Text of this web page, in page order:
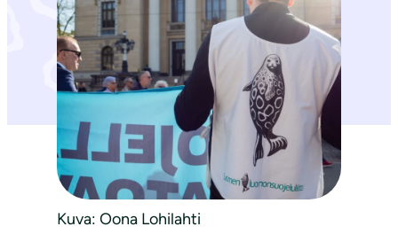
Kuva: Oona Lohilahti